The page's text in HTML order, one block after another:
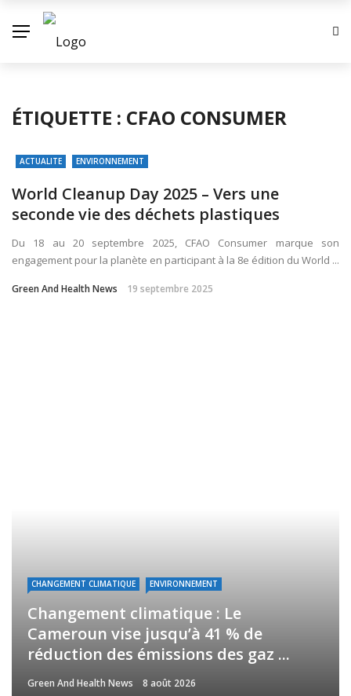
ÉTIQUETTE : CFAO CONSUMER
ACTUALITE ENVIRONNEMENT
World Cleanup Day 2025 – Vers une
seconde vie des déchets plastiques
Du 18 au 20 septembre 2025, CFAO Consumer marque son
engagement pour la planète en participant à la 8e édition du World ...
Green And Health News 19 septembre 2025
CHANGEMENT CLIMATIQUE ENVIRONNEMENT
Changement climatique : Le
Cameroun vise jusqu’à 41 % de
réduction des émissions des gaz ...
Green And Health News 8 août 2026